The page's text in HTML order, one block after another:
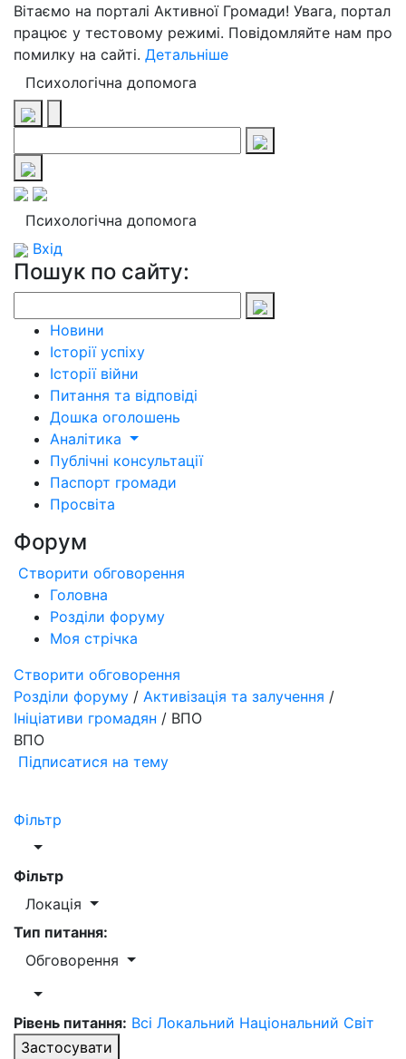
Вітаємо на порталі Активної Громади! Увага, портал
працює у тестовому режимі. Повідомляйте нам про
помилку на сайті. Детальніше
Психологічна допомога
Психологічна допомога
Вхід
Пошук по сайту:
Новини
Історії успіху
Історії війни
Питання та відповіді
Дошка оголошень
Аналітика
Публічні консультації
Паспорт громади
Просвіта
Форум
Створити обговорення
Головна
Розділи форуму
Моя стрічка
Створити обговорення
Розділи форуму / Активізація та залучення /
Ініціативи громадян / ВПО
ВПО
Підписатися на тему
Фільтр
Фільтр
Локація
Тип питання:
Обговорення
Рівень питання: Всі Локальний Національний Світ
Застосувати